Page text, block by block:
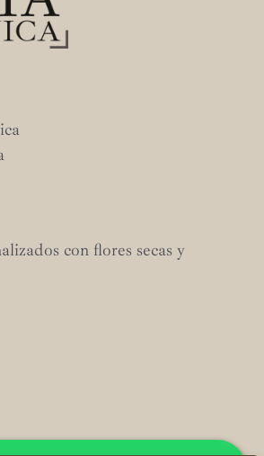
con flores secas y